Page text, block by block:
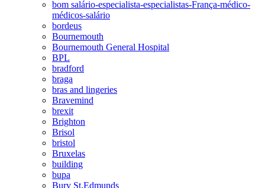
bom salário-especialista-especialistas-França-médico-
médicos-salário
bordeus
Bournemouth
Bournemouth General Hospital
BPL
bradford
braga
bras and lingeries
Bravemind
brexit
Brighton
Brisol
bristol
Bruxelas
building
bupa
Bury St.Edmunds